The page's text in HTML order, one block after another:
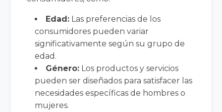
Edad: Las preferencias de los
consumidores pueden variar
significativamente según su grupo de
edad.
Género: Los productos y servicios
pueden ser diseñados para satisfacer las
necesidades específicas de hombres o
mujeres.